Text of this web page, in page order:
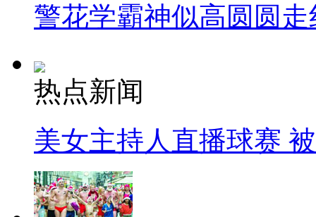
警花学霸神似高圆圆走
热点新闻
美女主持人直播球赛